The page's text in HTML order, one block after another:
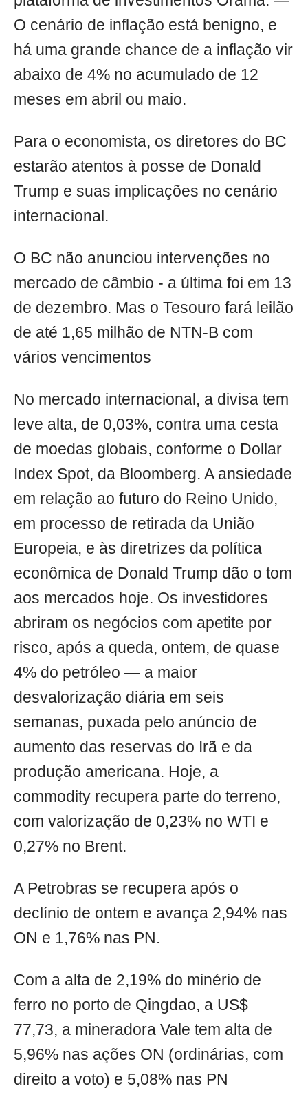
O cenário de inflação está benigno, e
há uma grande chance de a inflação vir
abaixo de 4% no acumulado de 12
meses em abril ou maio.
Para o economista, os diretores do BC
estarão atentos à posse de Donald
Trump e suas implicações no cenário
internacional.
O BC não anunciou intervenções no
mercado de câmbio - a última foi em 13
de dezembro. Mas o Tesouro fará leilão
de até 1,65 milhão de NTN-B com
vários vencimentos
No mercado internacional, a divisa tem
leve alta, de 0,03%, contra uma cesta
de moedas globais, conforme o Dollar
Index Spot, da Bloomberg. A ansiedade
em relação ao futuro do Reino Unido,
em processo de retirada da União
Europeia, e às diretrizes da política
econômica de Donald Trump dão o tom
aos mercados hoje. Os investidores
abriram os negócios com apetite por
risco, após a queda, ontem, de quase
4% do petróleo — a maior
desvalorização diária em seis
semanas, puxada pelo anúncio de
aumento das reservas do Irã e da
produção americana. Hoje, a
commodity recupera parte do terreno,
com valorização de 0,23% no WTI e
0,27% no Brent.
A Petrobras se recupera após o
declínio de ontem e avança 2,94% nas
ON e 1,76% nas PN.
Com a alta de 2,19% do minério de
ferro no porto de Qingdao, a US$
77,73, a mineradora Vale tem alta de
5,96% nas ações ON (ordinárias, com
direito a voto) e 5,08% nas PN